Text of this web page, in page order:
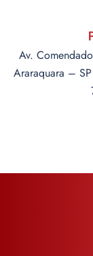
Av.
Araraquara –